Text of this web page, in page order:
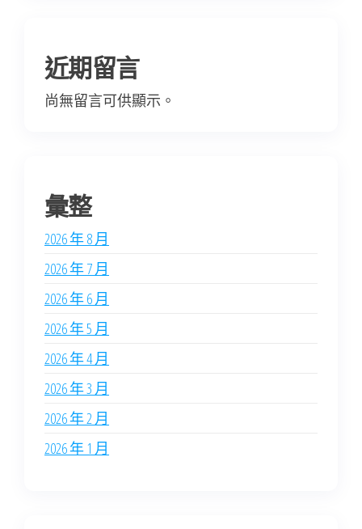
近期留言
尚無留言可供顯示。
彙整
2026 年 8 月
2026 年 7 月
2026 年 6 月
2026 年 5 月
2026 年 4 月
2026 年 3 月
2026 年 2 月
2026 年 1 月